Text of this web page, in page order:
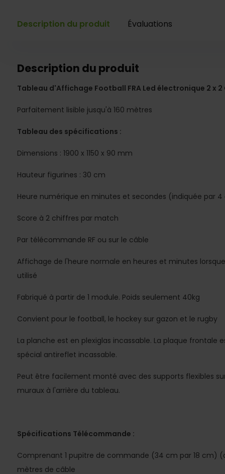
Description du produit Évaluations
Description du produit
Tableau d'Affichage Football FRA Led électronique 2 x 2
Parfaitement lisible jusqu'à 160 mètres
Tableau des spécifications :
Dimensions : 1900 x 1150 x 90 mm
Hauteur figurines : 30 cm
Heure numérique en minutes et secondes (indiquée par
Score à 2 chiffres par match
Par télécommande RF ou sur le câble
Affichage de l'heure normale en heures et minutes
utilisé
Fabriqué à partir de 1 module. Poids seulement 40kg
Convient pour le football, le hockey sur gazon et le rugby
La planche est en plexiglas incassable. La plaque frontale
spécial antireflet incassable.
Peut être facilement monté avec des supports flexibles
muraux à l'arrière du tableau.
Spécifications Télécommande :
Comprenant 1 pupitre de commande (34 cm par 18 cm)
mètres de câble